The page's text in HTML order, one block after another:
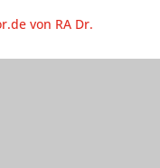
von RA Dr.